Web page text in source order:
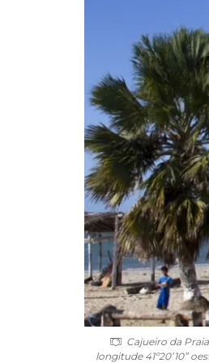
Cajueiro da Praia
longitude 41º20’10”